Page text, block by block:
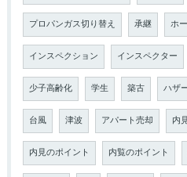
プロパンガス切り替え 承継 ホ
インスペクション インスペクター
少子高齢化 学生 築古 ハザ
台風 津波 アパート売却 内
内見のポイント 内覧のポイント